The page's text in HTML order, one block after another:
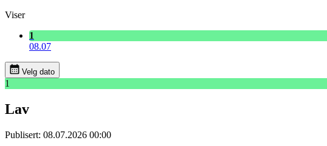
Viser
1
08.07
Velg dato
1
Lav
Publisert: 08.07.2026 00:00